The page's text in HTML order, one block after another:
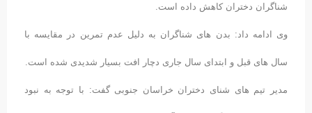
شناگران دختران کاهش داده است.
وی ادامه داد: بدن های شناگران به دلیل عدم تمرین در مقایسه با
سال های قبل و ابتدای سال جاری دچار افت بسیار شدیدی شده است.
مدیر تیم های شنای دختران خراسان جنوبی گفت: با توجه به نبود